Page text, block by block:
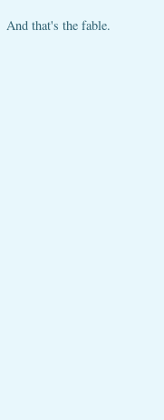
And that's the fable.